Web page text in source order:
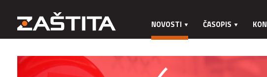
NOVOSTI ČASOPIS